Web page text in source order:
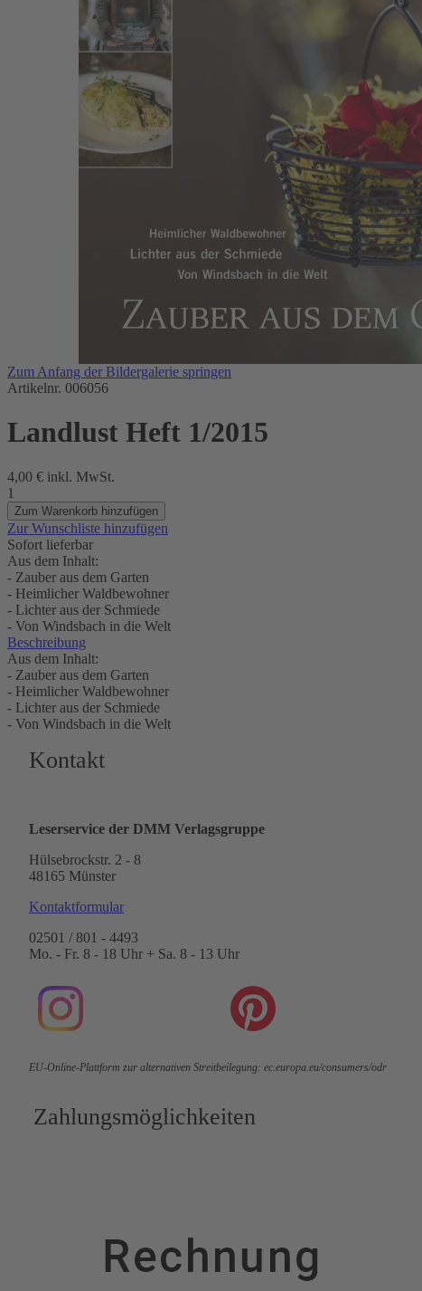
Zum Anfang der Bildergalerie springen
Artikelnr. 006056
Landlust Heft 1/2015
4,00 € inkl. MwSt.
1
Zum Warenkorb hinzufügen
Zur Wunschliste hinzufügen
Sofort lieferbar
Aus dem Inhalt:
- Zauber aus dem Garten
- Heimlicher Waldbewohner
- Lichter aus der Schmiede
- Von Windsbach in die Welt
Beschreibung
Aus dem Inhalt:
- Zauber aus dem Garten
- Heimlicher Waldbewohner
- Lichter aus der Schmiede
- Von Windsbach in die Welt
Kontakt
Leserservice der DMM Verlagsgruppe
Hülsebrockstr. 2 - 8
48165 Münster
Kontaktformular
02501 / 801 - 4493
Mo. - Fr. 8 - 18 Uhr + Sa. 8 - 13 Uhr
EU-Online-Plattform zur alternativen Streitbeilegung: ec.europa.eu/consumers/odr
Zahlungsmöglichkeiten